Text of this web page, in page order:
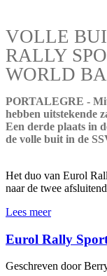
VOLLE
RALLY
WORLD
PORTALEGRE -
hebben uitstekende
Een derde plaats in
de volle buit in de
Het duo van Eurol
naar de twee
Lees meer
Eurol Rally
Geschreven door